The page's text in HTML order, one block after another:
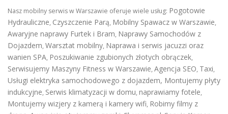
Nasz mobilny serwis w Warszawie oferuje wiele usług: Pogotowie
Hydrauliczne, Czyszczenie Parą, Mobilny Spawacz w Warszawie,
Awaryjne naprawy Furtek i Bram, Naprawy Samochodów z
Dojazdem, Warsztat mobilny, Naprawa i serwis jacuzzi oraz
wanien SPA, Poszukiwanie zgubionych złotych obrączek,
Serwisujemy Maszyny Fitness w Warszawie, Agencja SEO, Taxi,
Usługi elektryka samochodowego z dojazdem, Montujemy płyty
indukcyjne, Serwis klimatyzacji w domu, naprawiamy fotele,
Montujemy wizjery z kamerą i kamery wifi, Robimy filmy z